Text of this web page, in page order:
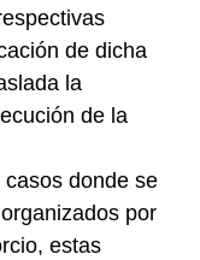
de dicha
la
de la
donde se
por
estas